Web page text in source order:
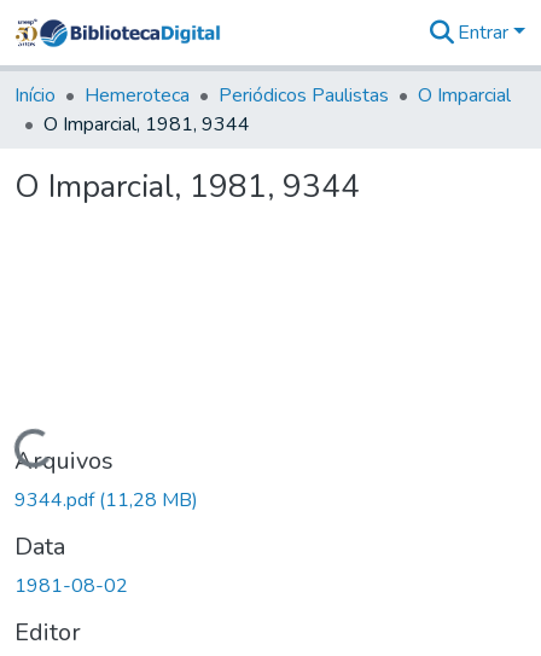
&
Coleções
Tudo na
Digital
Entrar
Início Hemeroteca Periódicos Paulistas
O Imparcial
O Imparcial, 1981, 9344
O Imparcial, 1981, 9344
Carregando...
Arquivos
9344.pdf(11,28 MB)
Data
1981-08-02
Editor